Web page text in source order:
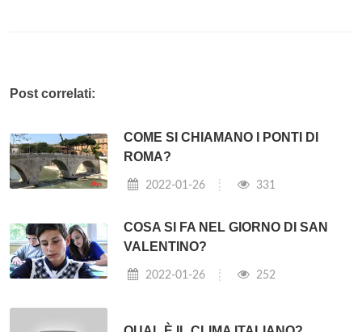
Post correlati:
COME SI CHIAMANO I PONTI DI
ROMA?
2022-01-26 331
COSA SI FA NEL GIORNO DI SAN
VALENTINO?
2022-01-26 252